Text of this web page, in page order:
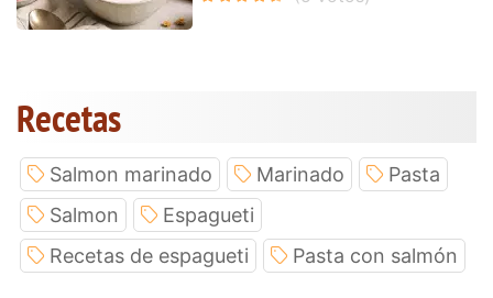
Recetas
Salmon marinado Marinado
Pasta
Salmon
Espagueti
Recetas de espagueti
Pasta con salmón